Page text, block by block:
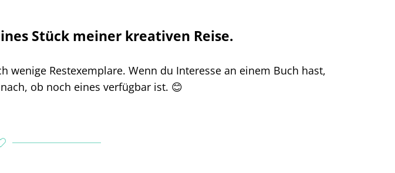
Stück meiner kreativen Reise.
Restexemplare. Wenn du Interesse an einem Buch hast,
ob noch eines verfügbar ist. 😊